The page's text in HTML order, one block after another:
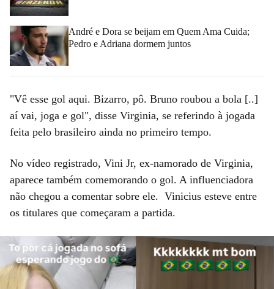
André e Dora se beijam em Quem Ama Cuida;
Pedro e Adriana dormem juntos
"Vê esse gol aqui. Bizarro, pô. Bruno roubou a bola [..]
aí vai, joga e gol", disse Virginia, se referindo à jogada
feita pelo brasileiro ainda no primeiro tempo.
No vídeo registrado, Vini Jr, ex-namorado de Virginia,
aparece também comemorando o gol. A influenciadora
não chegou a comentar sobre ele. Vinicius esteve entre
os titulares que começaram a partida.